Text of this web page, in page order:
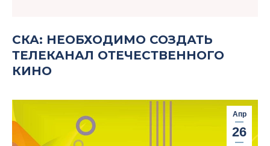
СКА: НЕОБХОДИМО СОЗДАТЬ
ТЕЛЕКАНАЛ ОТЕЧЕСТВЕННОГО
КИНО
Апр
26